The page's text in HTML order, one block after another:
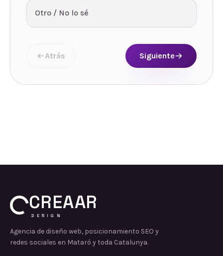
Otro / No lo sé
Atrás Siguiente
CREAAR
DESIGN
Agencia de diseño web, posicionamiento SEO y
redes sociales en Mataró y toda Catalunya.